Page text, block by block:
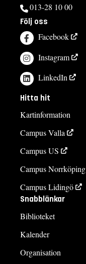
013-28 10 00
Följ oss
Facebook
Instagram
LinkedIn
Hitta hit
Kartinformation
Campus Valla
Campus US
Campus Norrköping
Campus Lidingö
Snabblänkar
Biblioteket
Kalender
Organisation